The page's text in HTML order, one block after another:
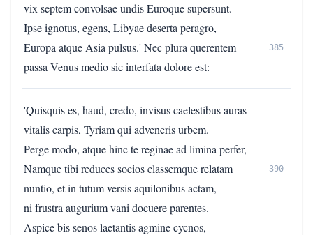
vix septem convolsae undis Euroque supersunt.
Ipse ignotus, egens, Libyae deserta peragro,
Europa atque Asia pulsus.' Nec plura querentem
385
passa Venus medio sic interfata dolore est:
'Quisquis es, haud, credo, invisus caelestibus auras
vitalis carpis, Tyriam qui adveneris urbem.
Perge modo, atque hinc te reginae ad limina perfer,
Namque tibi reduces socios classemque relatam
390
nuntio, et in tutum versis aquilonibus actam,
ni frustra augurium vani docuere parentes.
Aspice bis senos laetantis agmine cycnos,